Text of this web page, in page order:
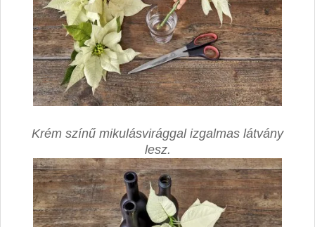
Krém színű mikulásvirággal izgalmas látvány
lesz.